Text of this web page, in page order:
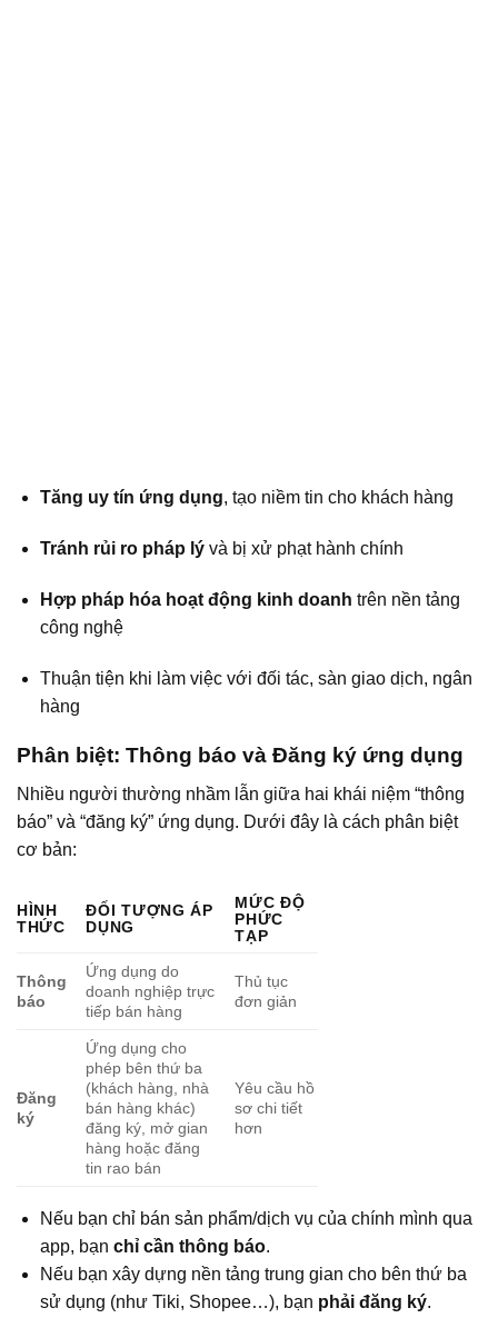
Tăng uy tín ứng dụng, tạo niềm tin cho khách hàng
Tránh rủi ro pháp lývà bị xử phạt hành chính
Hợp pháp hóa hoạt động kinh doanh trên nền tảng
công nghệ
Thuận tiện khi làm việc với đối tác, sàn giao dịch, ngân
hàng
Phân biệt: Thông báo và Đăng ký ứng dụng
Nhiều người thường nhầm lẫn giữa hai khái niệm “thông
báo” và “đăng ký” ứng dụng. Dưới đây là cách phân biệt
cơ bản:
HÌNH
THỨC
ĐỐI TƯỢNG ÁP
DỤNG
MỨC ĐỘ
PHỨC
TẠP
Thông
báo
Ứng dụng do
doanh nghiệp trực
tiếp bán hàng
Thủ tục
đơn giản
Đăng
ký
Ứng dụng cho
phép bên thứ ba
(khách hàng, nhà
bán hàng khác)
đăng ký, mở gian
hàng hoặc đăng
tin rao bán
Yêu cầu hồ
sơ chi tiết
hơn
Nếu bạn chỉ bán sản phẩm/dịch vụ của chính mình qua
app, bạn chỉ cần thông báo.
Nếu bạn xây dựng nền tảng trung gian cho bên thứ ba
sử dụng (như Tiki, Shopee…), bạn phải đăng ký.